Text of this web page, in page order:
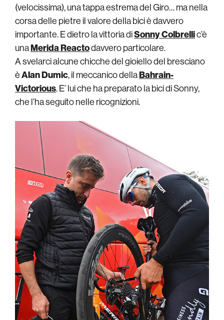
(velocissima), una tappa estrema del Giro… ma nella
corsa delle pietre il valore della bici è davvero
importante. E dietro la vittoria diSonny Colbrellic’è
unaMerida Reactodavvero particolare.
A svelarci alcune chicche del gioiello del bresciano
èAlan Dumic, il meccanico dellaBahrain-
Victorious. E’ lui che ha preparato la bici di Sonny,
che l’ha seguito nelle ricognizioni.